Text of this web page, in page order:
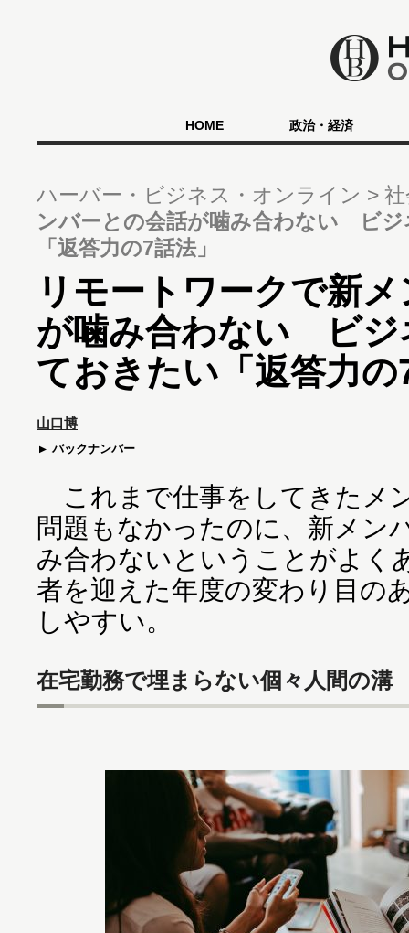
HOME 政治・経済
ハーバー・ビジネス・オンライン
ンバーとの会話が噛み合わない ビ
「返答力の7話法」
リモートワークで新
が噛み合わない ビジ
ておきたい「返答力の
山口博
バックナンバー
これまで仕事をしてきたメ
問題もなかったのに、新メン
み合わないということがよく
者を迎えた年度の変わり目の
しやすい。
在宅勤務で埋まらない個々人間の溝